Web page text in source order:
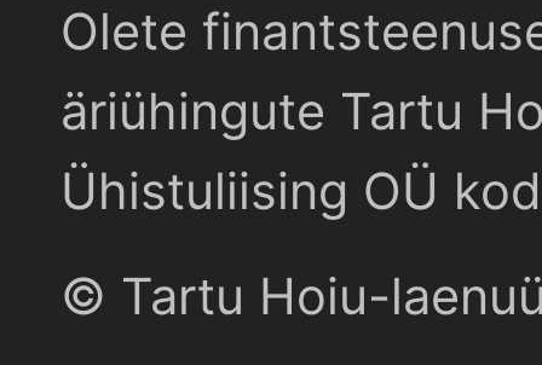
Olete
äriühingute Tartu
Ühistuliising OÜ
© Tartu Hoiu-